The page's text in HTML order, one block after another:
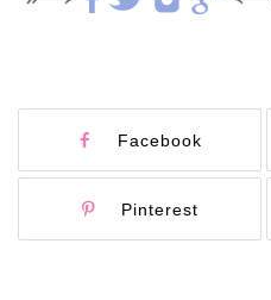
Facebook
Pinterest